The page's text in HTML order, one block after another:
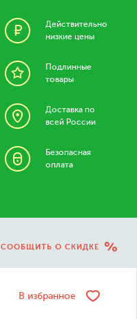
Действительно
низкие цены
Подлинные
товары
Доставка по
всей России
Безопасная
оплата
СООБЩИТЬ О СКИДКЕ
В избранное